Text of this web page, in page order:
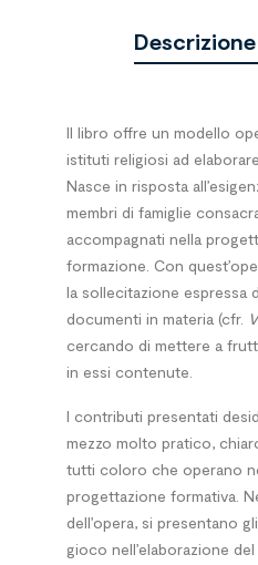
Il libro offre un modello
istituti religiosi ad
Nasce in risposta
membri di famiglie
accompagnati nella
formazione. Con
la sollecitazione espressa
documenti in materia (cfr.
cercando di mettere a
in essi contenute.
I contributi presentati
mezzo molto pratico,
tutti coloro che operano
progettazione formativa.
dell’opera, si presentano
gioco nell’elaborazione